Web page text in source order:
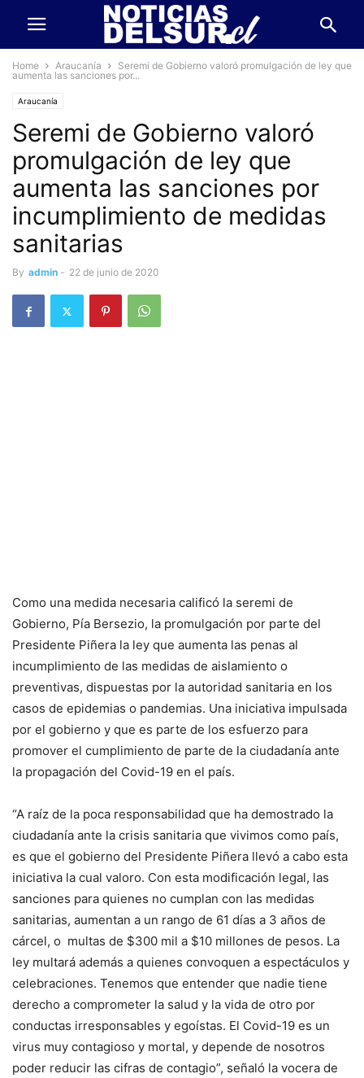
Home Araucanía
Seremi de Gobierno valoró promulgación de ley que
aumenta las sanciones por...
Araucanía
Seremi de Gobierno valoró
promulgación de ley que
aumenta las sanciones por
incumplimiento de medidas
sanitarias
By admin - 22 de junio de 2020
Como una medida necesaria calificó la seremi de
Gobierno, Pía Bersezio, la promulgación por parte del
Presidente Piñera la ley que aumenta las penas al
incumplimiento de las medidas de aislamiento o
preventivas, dispuestas por la autoridad sanitaria en los
casos de epidemias o pandemias. Una iniciativa impulsada
por el gobierno y que es parte de los esfuerzo para
promover el cumplimiento de parte de la ciudadanía ante
la propagación del Covid-19 en el país.
“A raíz de la poca responsabilidad que ha demostrado la
ciudadanía ante la crisis sanitaria que vivimos como país,
es que el gobierno del Presidente Piñera llevó a cabo esta
iniciativa la cual valoro. Con esta modificación legal, las
sanciones para quienes no cumplan con las medidas
sanitarias, aumentan a un rango de 61 días a 3 años de
cárcel, o multas de $300 mil a $10 millones de pesos. La
ley multará además a quienes convoquen a espectáculos y
celebraciones. Tenemos que entender que nadie tiene
derecho a comprometer la salud y la vida de otro por
conductas irresponsables y egoístas. El Covid-19 es un
virus muy contagioso y mortal, y depende de nosotros
poder reducir las cifras de contagio”, señaló la vocera de